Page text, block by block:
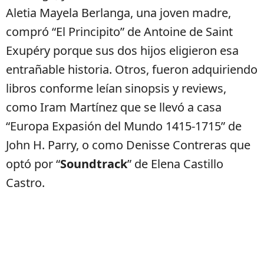
Aletia Mayela Berlanga, una joven madre,
compró “El Principito” de Antoine de Saint
Exupéry porque sus dos hijos eligieron esa
entrañable historia. Otros, fueron adquiriendo
libros conforme leían sinopsis y reviews,
como Iram Martínez que se llevó a casa
“Europa Expasión del Mundo 1415-1715” de
John H. Parry, o como Denisse Contreras que
optó por “Soundtrack” de Elena Castillo
Castro.